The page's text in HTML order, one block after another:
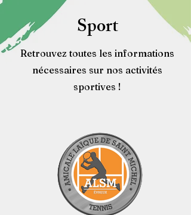
Sport
Retrouvez toutes les informations
nécessaires sur nos activités
sportives !